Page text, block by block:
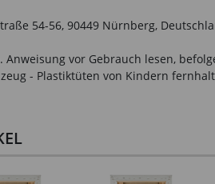
54-56, 90449 Nürnberg,
vor Gebrauch lesen,
- Plastiktüten von Kindern